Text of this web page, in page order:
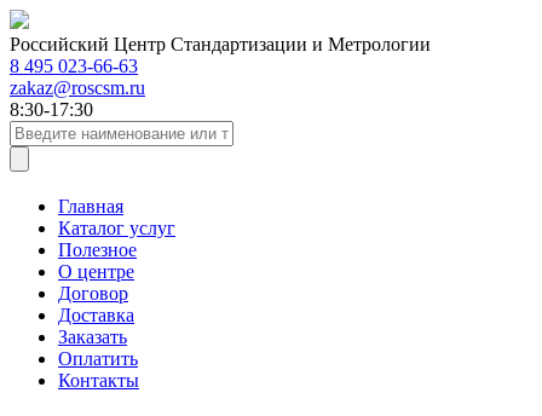
Российский Центр Стандартизации и Метрологии
8 495 023-66-63
zakaz@roscsm.ru
8:30-17:30
Главная
Каталог услуг
Полезное
О центре
Договор
Доставка
Заказать
Оплатить
Контакты